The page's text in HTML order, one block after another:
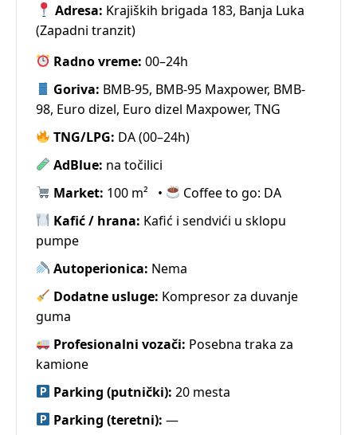
Adresa: Krajiških brigada 183, Banja Luka
(Zapadni tranzit)
Radno vreme: 00–24h
Goriva: BMB-95, BMB-95 Maxpower, BMB-
98, Euro dizel, Euro dizel Maxpower, TNG
TNG/LPG: DA (00–24h)
AdBlue: na točilici
Market: 100 m² •
Coffee to go: DA
Kafić / hrana: Kafić i sendvići u sklopu
pumpe
Autoperionica: Nema
Dodatne usluge: Kompresor za duvanje
guma
Profesionalni vozači: Posebna traka za
kamione
Parking (putnički): 20 mesta
Parking (teretni): —